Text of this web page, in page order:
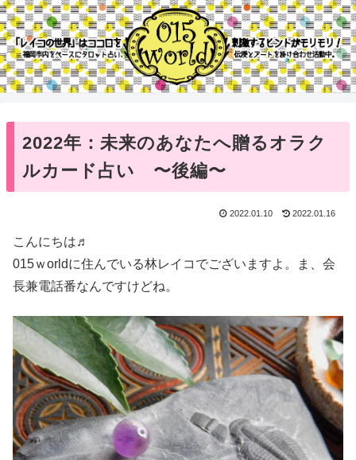
2022年：未来のあなたへ贈るオラク
ルカード占い 〜後編〜
2022.01.10 2022.01.16
こんにちは♬
015ｗorldに住んでいる林レイコでございますよ。ま、会
長兼電話番なんですけどね。